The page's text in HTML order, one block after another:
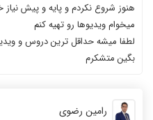
هنوز شروع نکردم و پایه و پیش
میخوام ویدیوها رو تهیه کنم
لطفا میشه حداقل ترین دروس و
بگین متشکرم
رامین رضوی